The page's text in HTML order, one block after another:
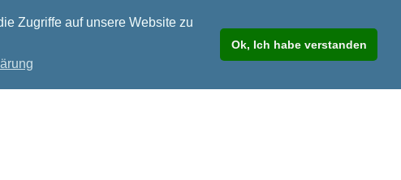
Zugriffe auf unsere Website zu
Ok, Ich habe verstanden